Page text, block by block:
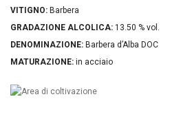
VITIGNO: Barbera
GRADAZIONE ALCOLICA: 13.50 % vol.
DENOMINAZIONE: Barbera d’Alba DOC
MATURAZIONE: in acciaio